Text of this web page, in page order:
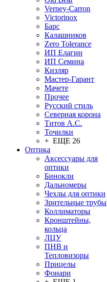
Verney-Carron
Victorinox
Барс
Калашников
Zero Tolerance
ИП Елагин
ИП Семина
Кизляр
Мастер-Гарант
Мачете
Прочее
Русский стиль
Северная корона
Титов А.С.
Точилки
+ ЕЩЕ 26
Оптика
Аксессуары для
оптики
Бинокли
Дальномеры
Чехлы для оптики
Зрительные трубы
Коллиматоры
Кронштейны,
кольца
ЛЦУ
ПНВ и
Тепловизоры
Прицелы
Фонари